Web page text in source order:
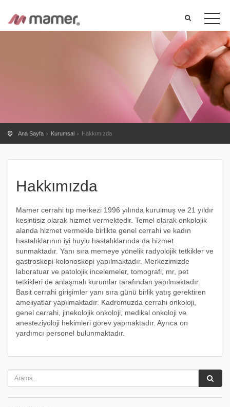
Ana Sayfa Kurumsal Hakkımızda
Hakkımızda
Mamer cerrahi tıp merkezi 1996 yılında kurulmuş ve 21 yıldır
kesintisiz olarak hizmet vermektedir. Temel olarak onkolojik
alanda hizmet vermekle birlikte genel cerrahi ve kadın
hastalıklarının iyi huylu hastalıklarında da hizmet
sunmaktadır. Yanı sıra memeye yönelik radyolojik tetkikler ve
gastroskopi-kolonoskopi yapılmaktadır. Merkezimizde
laboratuar ve patolojik incelemeler, tomografi, mr, pet
tetkikleri de anlaşmalı kurumlar tarafından yapılmaktadır.
Basit cerrahi girişimler yanı sıra günü birlik yatış gerektiren
ameliyatlar yapılmaktadır. Kadromuzda cerrahi onkoloji,
genel cerrahi, jinekolojik onkoloji, medikal onkoloji ve
anesteziyoloji hekimleri görev yapmaktadır. Ayrıca on
yardımcı personel bulunmaktadır.